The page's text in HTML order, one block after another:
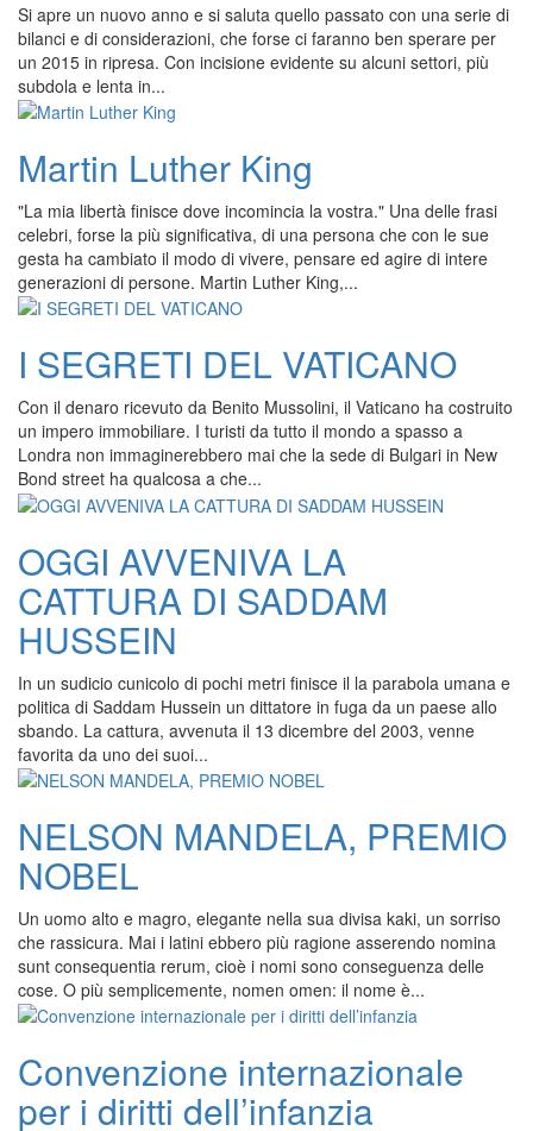
Si apre un nuovo anno e si saluta quello passato con una serie di
bilanci e di considerazioni, che forse ci faranno ben sperare per
un 2015 in ripresa. Con incisione evidente su alcuni settori, più
subdola e lenta in...
Martin Luther King
"La mia libertà finisce dove incomincia la vostra." Una delle frasi
celebri, forse la più significativa, di una persona che con le sue
gesta ha cambiato il modo di vivere, pensare ed agire di intere
generazioni di persone. Martin Luther King,...
I SEGRETI DEL VATICANO
Con il denaro ricevuto da Benito Mussolini, il Vaticano ha costruito
un impero immobiliare. I turisti da tutto il mondo a spasso a
Londra non immaginerebbero mai che la sede di Bulgari in New
Bond street ha qualcosa a che...
OGGI AVVENIVA LA
CATTURA DI SADDAM
HUSSEIN
In un sudicio cunicolo di pochi metri finisce il la parabola umana e
politica di Saddam Hussein un dittatore in fuga da un paese allo
sbando. La cattura, avvenuta il 13 dicembre del 2003, venne
favorita da uno dei suoi...
NELSON MANDELA, PREMIO
NOBEL
Un uomo alto e magro, elegante nella sua divisa kaki, un sorriso
che rassicura. Mai i latini ebbero più ragione asserendo nomina
sunt consequentia rerum, cioè i nomi sono conseguenza delle
cose. O più semplicemente, nomen omen: il nome è...
Convenzione internazionale
per i diritti dell’infanzia